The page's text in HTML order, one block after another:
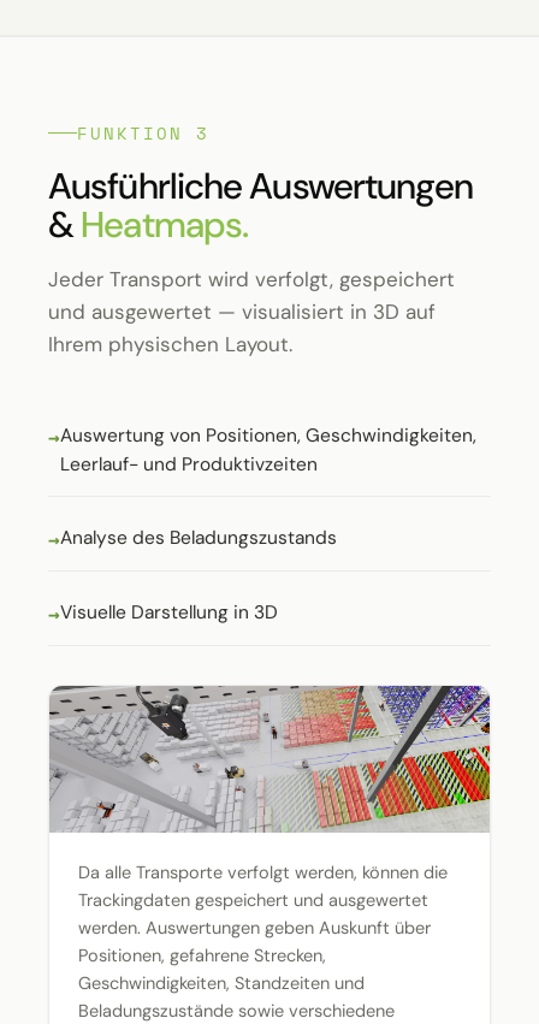
FUNKTION 3
Ausführliche Auswertungen
&Heatmaps.
Jeder Transport wird verfolgt, gespeichert
und ausgewertet — visualisiert in 3D auf
Ihrem physischen Layout.
Auswertung von Positionen, Geschwindigkeiten,
Leerlauf- und Produktivzeiten
Analyse des Beladungszustands
Visuelle Darstellung in 3D
Da alle Transporte verfolgt werden, können die
Trackingdaten gespeichert und ausgewertet
werden. Auswertungen geben Auskunft über
Positionen, gefahrene Strecken,
Geschwindigkeiten, Standzeiten und
Beladungszustände sowie verschiedene